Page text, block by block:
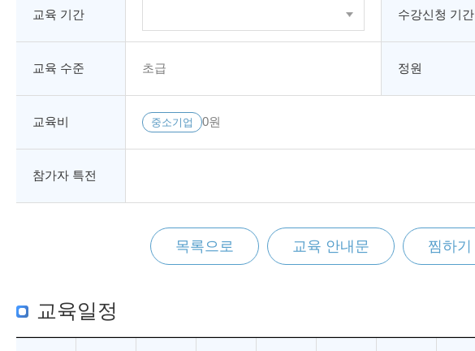
교육 기간 수강신청 기간
교육 수준 초급 정원
교육비 중소기업 0원
참가자 특전
목록으로 교육 안내문 찜하기
교육일정